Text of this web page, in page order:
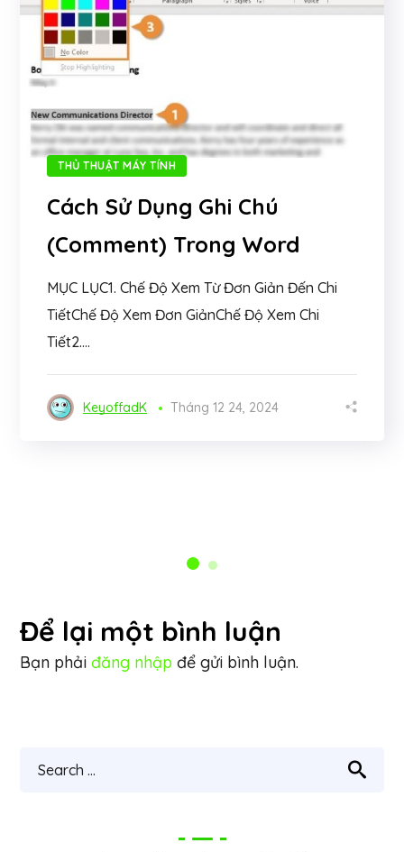
THỦ THUẬT MÁY TÍNH
Cách Sử Dụng Ghi Chú
(Comment) Trong Word
MỤC LỤC1. Chế Độ Xem Từ Đơn Giản Đến Chi
TiếtChế Độ Xem Đơn GiảnChế Độ Xem Chi
Tiết2....
KeyoffadK Tháng 12 24, 2024
Để lại một bình luận
Bạn phảiđăng nhập để gửi bình luận.